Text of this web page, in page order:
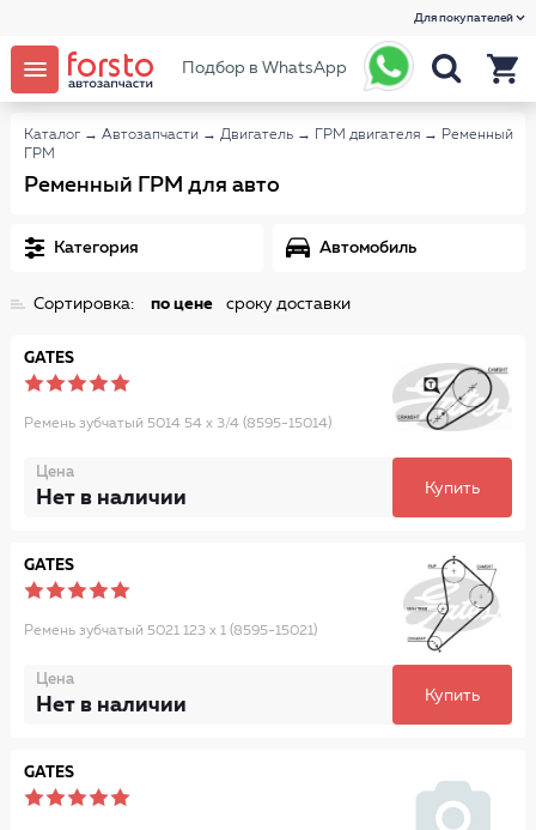
Для покупателей
Подбор в WhatsApp
Каталог → Автозапчасти → Двигатель → ГРМ двигателя → Ременный
ГРМ
Ременный ГРМ для авто
Категория Автомобиль
Сортировка: по цене сроку доставки
GATES
Ремень зубчатый 5014 54 x 3/4 (8595-15014)
Цена
Нет в наличии Купить
GATES
Ремень зубчатый 5021 123 x 1 (8595-15021)
Цена
Нет в наличии Купить
GATES